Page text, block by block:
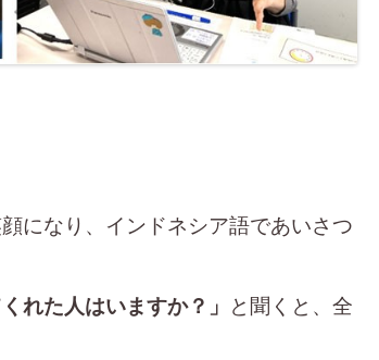
になり、インドネシア語であいさつ
れた人はいますか？」
と聞くと、全